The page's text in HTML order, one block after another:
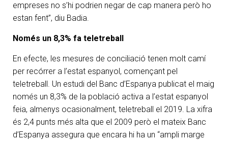
empreses no s’hi podrien negar de cap manera però ho
estan fent”, diu Badia.
Només un 8,3% fa teletreball
En efecte, les mesures de conciliació tenen molt camí
per recórrer a l’estat espanyol, començant pel
teletreball. Un estudi del Banc d’Espanya publicat el maig
només un 8,3% de la població activa a l’estat espanyol
feia, almenys ocasionalment, teletreball el 2019. La xifra
és 2,4 punts més alta que el 2009 però el mateix Banc
d’Espanya assegura que encara hi ha un “ampli marge